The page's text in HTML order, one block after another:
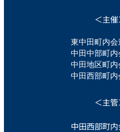
＜主催
東中田町内
中田中部町内
中田地区町内
中田西部町内
＜主管
中田西部町